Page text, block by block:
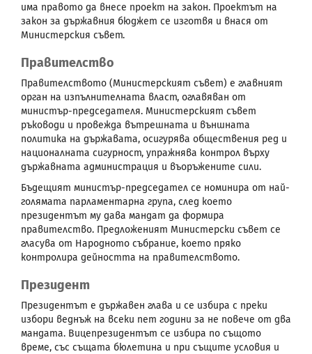
има правото да внесе проект на закон. Проектът на
закон за държавния бюджет се изготвя и внася от
Министерския съвет.
Правителство
Правителството (Министерският съвет) е главният
орган на изпълнителната власт, оглавяван от
министър-председателя. Министерският съвет
ръководи и провежда вътрешната и външната
политика на държавата, осигурява обществения ред и
националната сигурност, упражнява контрол върху
държавната администрация и въоръжените сили.
Бъдещият министър-председател се номинира от най-
голямата парламентарна група, след което
президентът му дава мандат да формира
правителство. Предложеният Министерски съвет се
гласува от Народното събрание, което пряко
контролира дейността на правителството.
Президент
Президентът е държавен глава и се избира с преки
избори веднъж на всеки пет години за не повече от два
мандата. Вицепрезидентът се избира по същото
време, със същата бюлетина и при същите условия и